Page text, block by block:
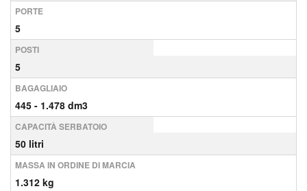
PORTE
5
POSTI
5
BAGAGLIAIO
445 - 1.478 dm3
CAPACITÀ SERBATOIO
50 litri
MASSA IN ORDINE DI MARCIA
1.312 kg